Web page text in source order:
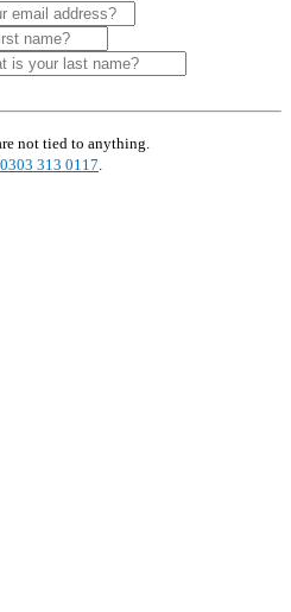
not tied to anything.
0303 313 0117.